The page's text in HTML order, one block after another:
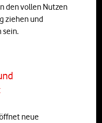
den vollen Nutzen
ziehen und
sein.
neue